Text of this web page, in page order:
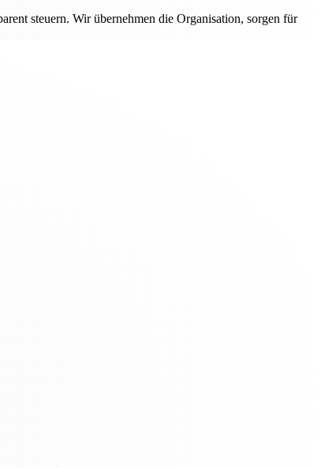
steuern. Wir übernehmen die Organisation, sorgen für